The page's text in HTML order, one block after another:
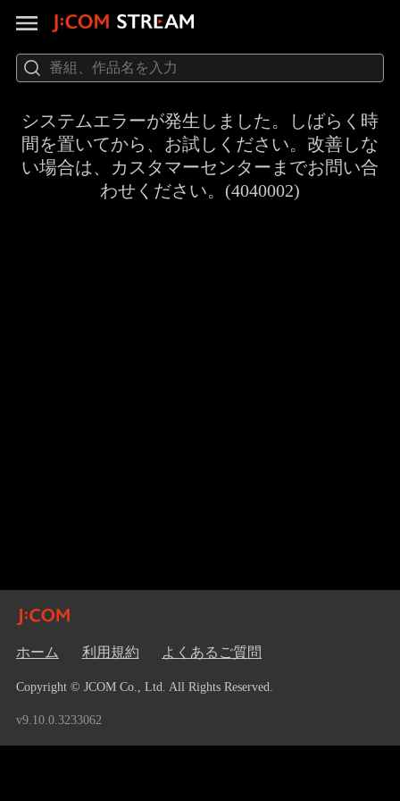
システムエラーが発生しました。しばらく時
間を置いてから、お試しください。改善しな
い場合は、カスタマーセンターまでお問い合
わせください。(4040002)
ホーム 利用規約 よくあるご質問
Copyright © JCOM Co., Ltd. All Rights Reserved.
v9.10.0.3233062